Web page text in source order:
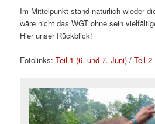
Im Mittelpunkt stand natürlich wieder
wäre nicht das WGT ohne sein
Hier unser Rückblick!
Fotolinks:Teil 1 (6. und 7. Juni) /Teil 2